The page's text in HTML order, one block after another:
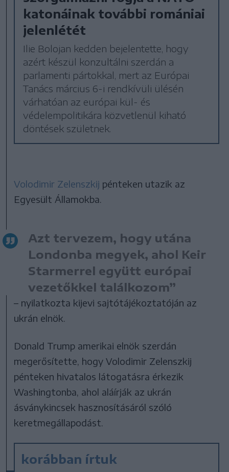
katonáinak további romániai
jelenlétét
Ilie Bolojan kedden bejelentette, hogy
azért készül konzultálni szerdán a
parlamenti pártokkal, mert az Európai
Tanács március 6-i rendkívüli ülésén
várhatóan az európai kül- és
védelempolitikára közvetlenül kiható
döntések születnek.
Volodimir Zelenszkij pénteken utazik az
Egyesült Államokba.
Azt tervezem, hogy utána
Londonba megyek, ahol Keir
Starmerrel együtt európai
vezetőkkel találkozom”
– nyilatkozta kijevi sajtótájékoztatóján az
ukrán elnök.
Donald Trump amerikai elnök szerdán
megerősítette, hogy Volodimir Zelenszkij
pénteken hivatalos látogatásra érkezik
Washingtonba, ahol aláírják az ukrán
ásványkincsek hasznosításáról szóló
keretmegállapodást.
korábban írtuk